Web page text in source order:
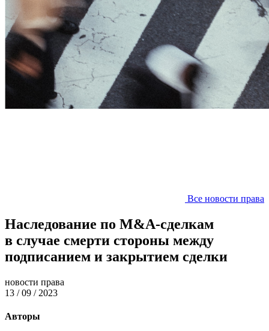
Все новости права
Наследование по M&A-сделкам
в случае смерти стороны между
подписанием и закрытием сделки
новости права
13 / 09 / 2023
Авторы